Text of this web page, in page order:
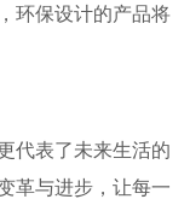
环保设计的产品将
代表了未来生活的
革与进步，让每一